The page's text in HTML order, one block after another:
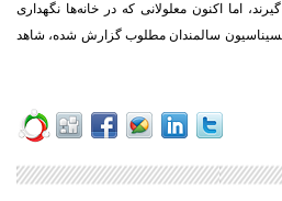
اما اکنون معلولانی که در خانه‌ها نگهداری
سالمندان مطلوب گزارش شده، شاهد